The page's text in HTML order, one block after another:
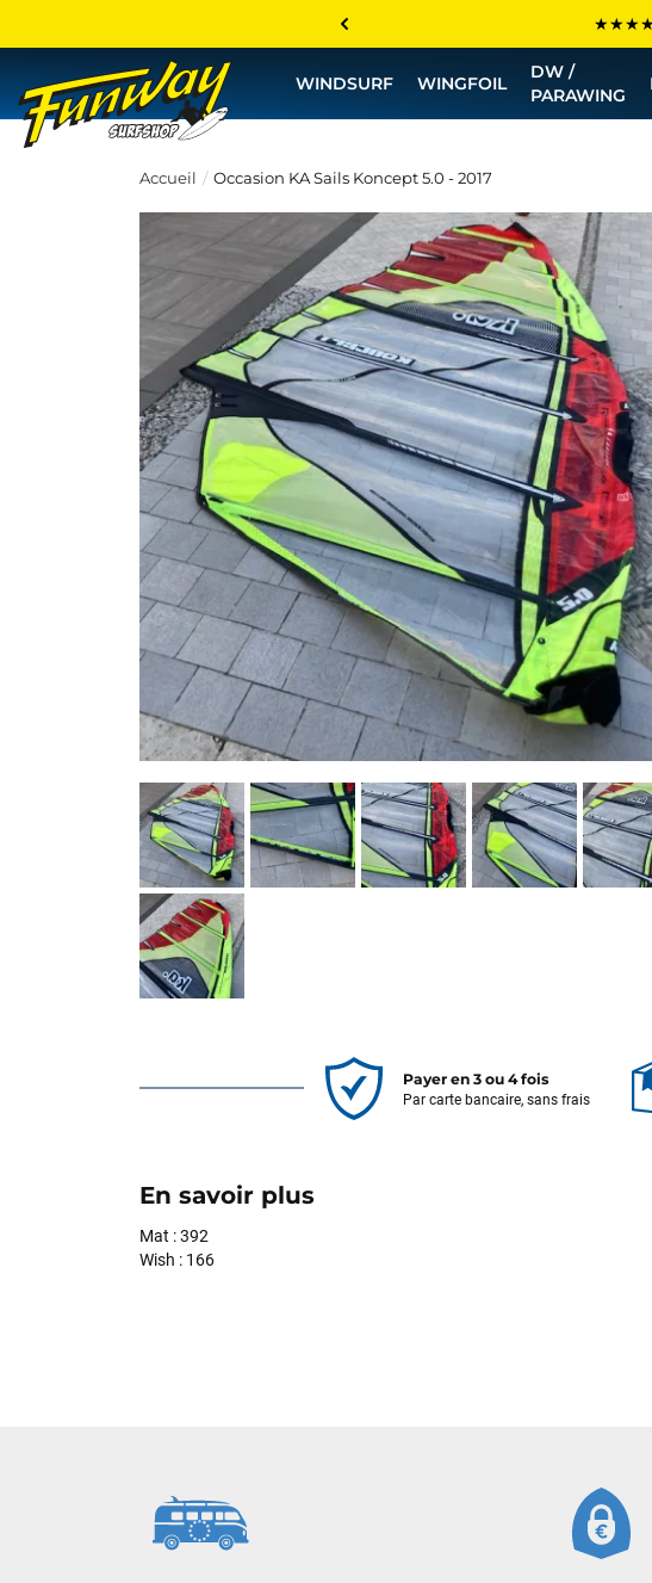
Les
💰
WINDSURF WINGFOIL
DW /
PARAWING
Accueil Occasion KA Sails Koncept 5.0 - 2017
Payer en 3 ou 4 fois
Par carte bancaire, sans frais
En savoir plus
Mat : 392
Wish : 166
Sébastien